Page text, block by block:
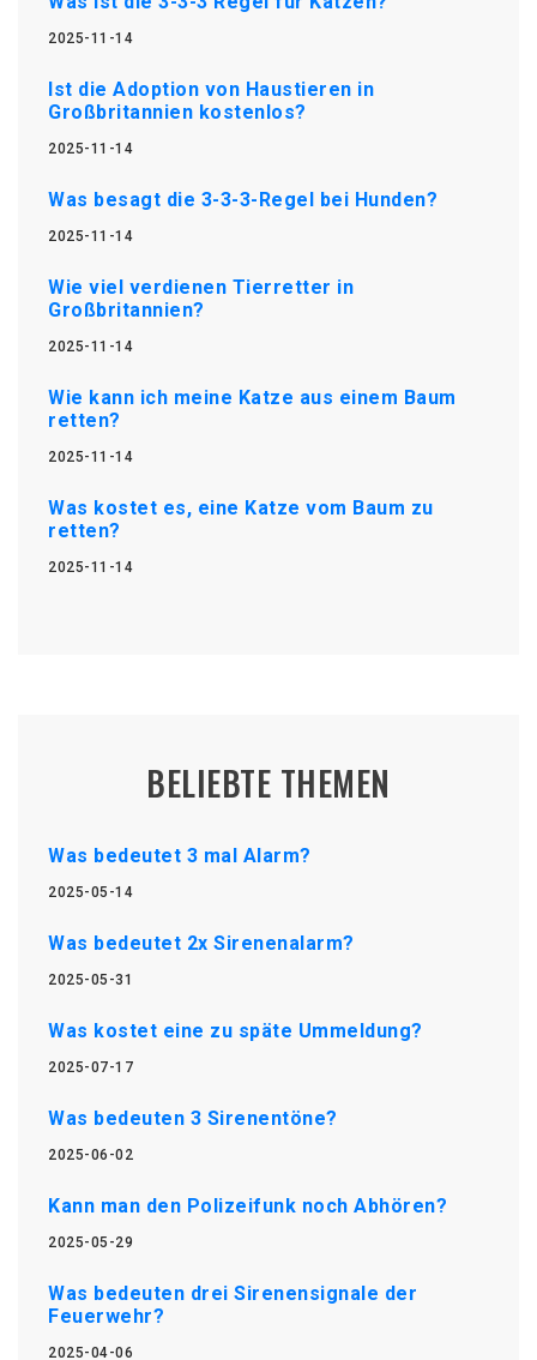
2025-11-14
Ist die Adoption von Haustieren in
Großbritannien kostenlos?
2025-11-14
Was besagt die 3-3-3-Regel bei Hunden?
2025-11-14
Wie viel verdienen Tierretter in
Großbritannien?
2025-11-14
Wie kann ich meine Katze aus einem Baum
retten?
2025-11-14
Was kostet es, eine Katze vom Baum zu
retten?
2025-11-14
BELIEBTE THEMEN
Was bedeutet 3 mal Alarm?
2025-05-14
Was bedeutet 2x Sirenenalarm?
2025-05-31
Was kostet eine zu späte Ummeldung?
2025-07-17
Was bedeuten 3 Sirenentöne?
2025-06-02
Kann man den Polizeifunk noch Abhören?
2025-05-29
Was bedeuten drei Sirenensignale der
Feuerwehr?
2025-04-06